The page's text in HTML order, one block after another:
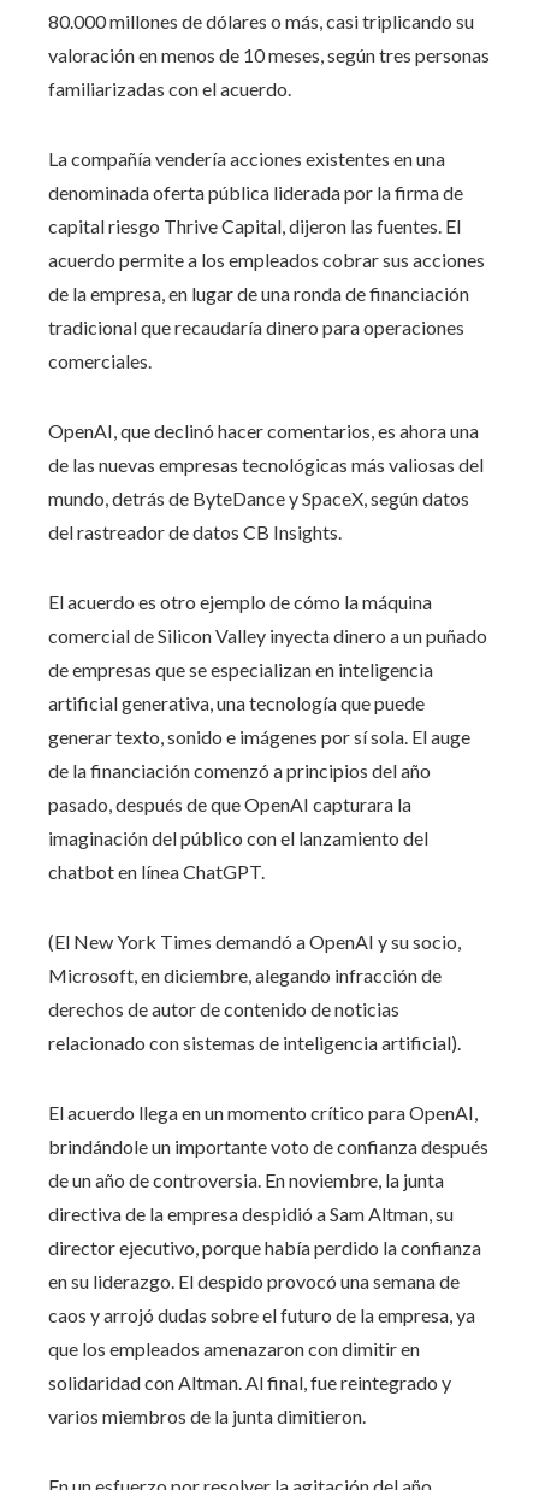
80.000 millones de dólares o más, casi triplicando su
valoración en menos de 10 meses, según tres personas
familiarizadas con el acuerdo.
La compañía vendería acciones existentes en una
denominada oferta pública liderada por la firma de
capital riesgo Thrive Capital, dijeron las fuentes. El
acuerdo permite a los empleados cobrar sus acciones
de la empresa, en lugar de una ronda de financiación
tradicional que recaudaría dinero para operaciones
comerciales.
OpenAI, que declinó hacer comentarios, es ahora una
de las nuevas empresas tecnológicas más valiosas del
mundo, detrás de ByteDance y SpaceX, según datos
del rastreador de datos CB Insights.
El acuerdo es otro ejemplo de cómo la máquina
comercial de Silicon Valley inyecta dinero a un puñado
de empresas que se especializan en inteligencia
artificial generativa, una tecnología que puede
generar texto, sonido e imágenes por sí sola. El auge
de la financiación comenzó a principios del año
pasado, después de que OpenAI capturara la
imaginación del público con el lanzamiento del
chatbot en línea ChatGPT.
(El New York Times demandó a OpenAI y su socio,
Microsoft, en diciembre, alegando infracción de
derechos de autor de contenido de noticias
relacionado con sistemas de inteligencia artificial).
El acuerdo llega en un momento crítico para OpenAI,
brindándole un importante voto de confianza después
de un año de controversia. En noviembre, la junta
directiva de la empresa despidió a Sam Altman, su
director ejecutivo, porque había perdido la confianza
en su liderazgo. El despido provocó una semana de
caos y arrojó dudas sobre el futuro de la empresa, ya
que los empleados amenazaron con dimitir en
solidaridad con Altman. Al final, fue reintegrado y
varios miembros de la junta dimitieron.